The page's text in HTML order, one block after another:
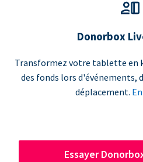
Donorbox
Transformez votre tablette en
des fonds lors d'événements,
déplacement.
Essayer